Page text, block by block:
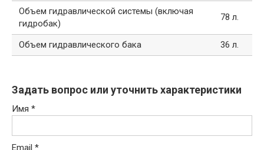
Объем гидравлической системы (включая
гидробак)
78 л.
Объем гидравлического бака 36 л.
Задать вопрос или уточнить характеристики
Имя *
Email *